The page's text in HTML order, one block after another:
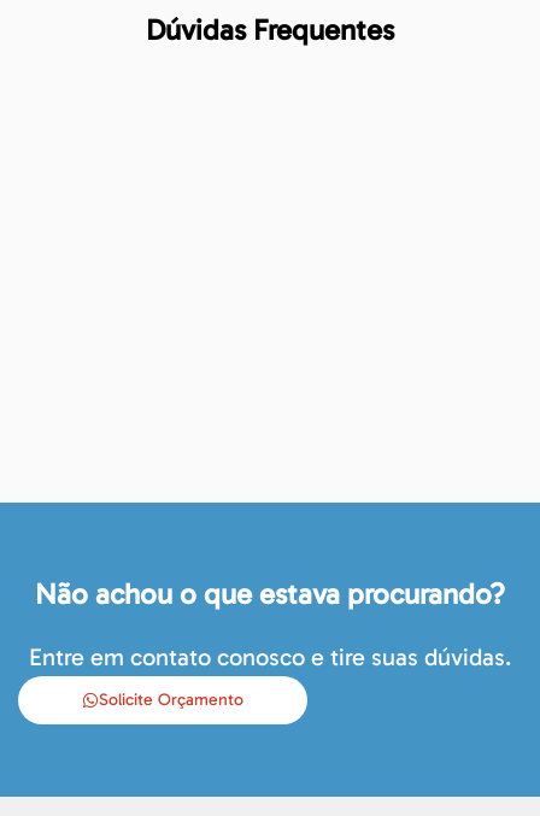
Dúvidas Frequentes
Não achou o que estava procurando?
Entre em contato conosco e tire suas dúvidas.
Solicite Orçamento